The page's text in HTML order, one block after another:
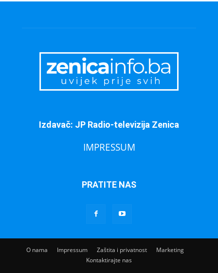
Izdavač: JP Radio-televizija Zenica
IMPRESSUM
PRATITE NAS
O nama Impressum Zaštita i privatnost
Marketing
Kontaktirajte nas